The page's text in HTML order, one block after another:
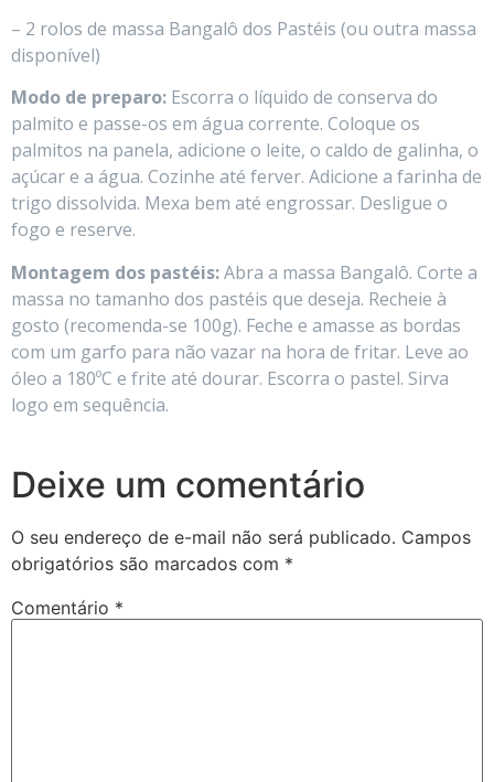
– 2 rolos de massa Bangalô dos Pastéis (ou outra massa
disponível)
Modo de preparo: Escorra o líquido de conserva do
palmito e passe-os em água corrente. Coloque os
palmitos na panela, adicione o leite, o caldo de galinha, o
açúcar e a água. Cozinhe até ferver. Adicione a farinha de
trigo dissolvida. Mexa bem até engrossar. Desligue o
fogo e reserve.
Montagem dos pastéis:Abra a massa Bangalô. Corte a
massa no tamanho dos pastéis que deseja. Recheie à
gosto (recomenda-se 100g). Feche e amasse as bordas
com um garfo para não vazar na hora de fritar. Leve ao
óleo a 180ºC e frite até dourar. Escorra o pastel. Sirva
logo em sequência.
Deixe um comentário
O seu endereço de e-mail não será publicado. Campos
obrigatórios são marcados com *
Comentário *